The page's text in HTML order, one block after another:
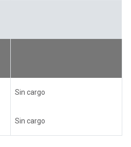
Sin cargo
Sin cargo